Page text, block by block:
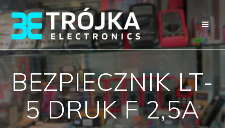
Przejdź
do
treści
BEZPIECZNIK LT-
5 DRUK F 2,5A